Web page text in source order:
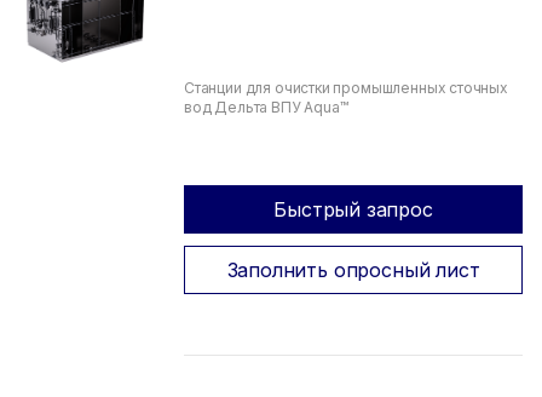
Станции для очистки промышленных сточных
вод Дельта ВПУ Aqua™
Быстрый запрос
Заполнить опросный лист